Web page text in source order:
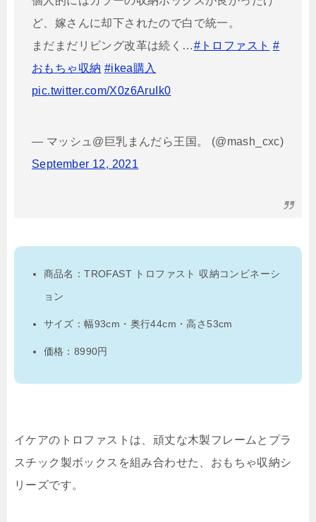
ど、嫁さんに却下されたので白で統一。
まだまだリビング改革は続く…#トロファスト #
おもちゃ収納 #ikea購入
pic.twitter.com/X0z6AruIk0
— マッシュ@巨乳まんだら王国。 (@mash_cxc)
September 12, 2021
商品名：TROFAST トロファスト 収納コンビネーシ
ョン
サイズ：幅93cm・奥行44cm・高さ53cm
価格：8990円
イケアのトロファストは、頑丈な木製フレームとプラ
スチック製ボックスを組み合わせた、おもちゃ収納シ
リーズです。